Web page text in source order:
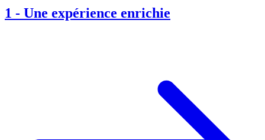
1 - Une expérience enrichie